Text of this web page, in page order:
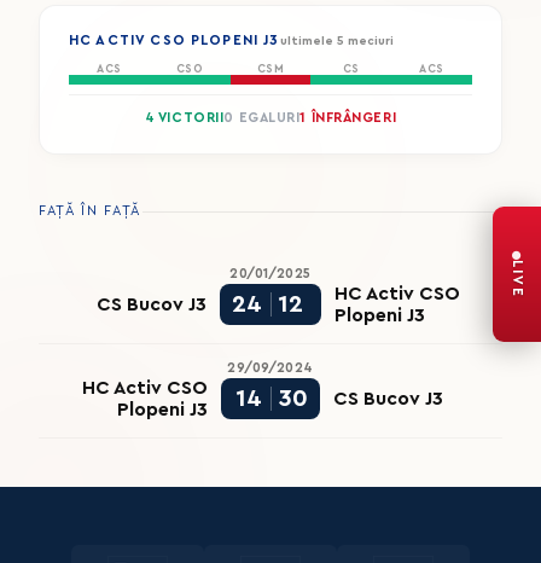
HC ACTIV CSO PLOPENI J3 ultimele 5 meciuri
ACS CSO CSM CS ACS
4 VICTORII 0 EGALURI1 ÎNFRÂNGERI
FAȚĂ ÎN FAȚĂ
20/01/2025
CS Bucov J3 24 12
HC Activ CSO
Plopeni J3
29/09/2024
HC Activ CSO
Plopeni J3
14 30 CS Bucov J3
LIVE